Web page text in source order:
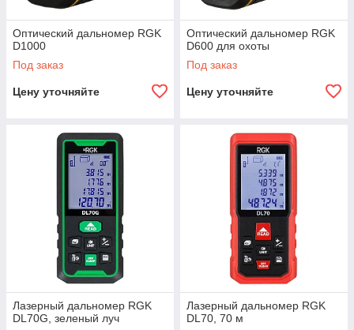
Оптический дальномер RGK
D1000
Под заказ
Цену уточняйте
Оптический дальномер RGK
D600 для охоты
Под заказ
Цену уточняйте
Лазерный дальномер RGK
DL70G, зеленый луч
Лазерный дальномер RGK
DL70, 70 м